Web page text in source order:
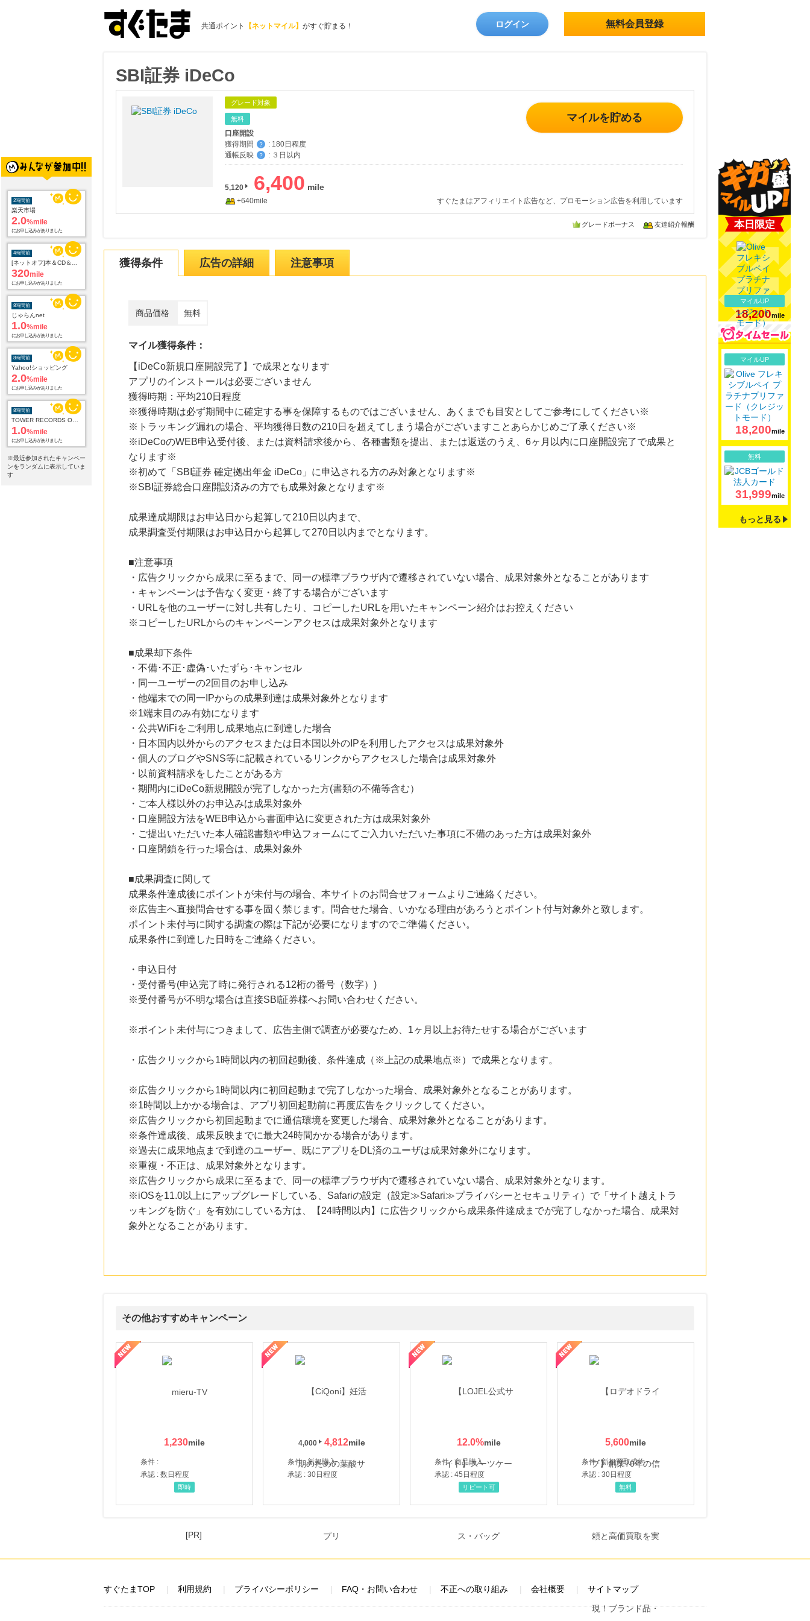
共通ポイント 【ネットマイル】 がすぐ貯まる！ ログイン 無料会員登録
楽天市場
2.0 %mile
にお申し込みがありました
4時間前
320mile
にお申し込みがありました
8時間前
じゃらんnet
1.0%mile
にお申し込みがありました
8時間前
Yahoo!ショッピング
2.0%mile
にお申し込みがありました
8時間前
1.0%mile
にお申し込みがありました
8時間前
電子貸本Renta!
14.0%mile
にお申し込みがありました
8時間前
Qoo10
※最近参加されたキャンペー
ンをランダムに表示していま
す
SBI証券 iDeCo
グレード対象
無料
口座開設
獲得期間
？ : 180日程度
通帳反映
？ : ３日以内
マイルを貯める
5,120 6,400
+640mile すぐたまはアフィリエイト広告など、プロモーション広告を利用しています
グレードボーナス 友達紹介報酬
獲得条件 広告の詳細 注意事項
商品価格 無料
マイル獲得条件：
【iDeCo新規口座開設完了】で成果となります
アプリのインストールは必要ございません
獲得時期：平均210日程度
※獲得時期は必ず期間中に確定する事を保障するものではございません、あくまでも目安としてご参考にしてください※
※トラッキング漏れの場合、平均獲得日数の210日を超えてしまう場合がございますことあらかじめご了承ください※
※iDeCoのWEB申込受付後、または資料請求後から、各種書類を提出、または返送のうえ、6ヶ月以内に口座開設完了で成果と
なります※
※初めて「SBI証券 確定拠出年金 iDeCo」に申込される方のみ対象となります※
※SBI証券総合口座開設済みの方でも成果対象となります※
成果達成期限はお申込日から起算して210日以内まで、
成果調査受付期限はお申込日から起算して270日以内までとなります。
■注意事項
・広告クリックから成果に至るまで、同一の標準ブラウザ内で遷移されていない場合、成果対象外となることがあります
・キャンペーンは予告なく変更・終了する場合がございます
・URLを他のユーザーに対し共有したり、コピーしたURLを用いたキャンペーン紹介はお控えください
※コピーしたURLからのキャンペーンアクセスは成果対象外となります
■成果却下条件
・不備･不正･虚偽･いたずら･キャンセル
・同一ユーザーの2回目のお申し込み
・他端末での同一IPからの成果到達は成果対象外となります
※1端末目のみ有効になります
・公共WiFiをご利用し成果地点に到達した場合
・日本国内以外からのアクセスまたは日本国以外のIPを利用したアクセスは成果対象外
・個人のブログやSNS等に記載されているリンクからアクセスした場合は成果対象外
・以前資料請求をしたことがある方
・期間内にiDeCo新規開設が完了しなかった方(書類の不備等含む）
・ご本人様以外のお申込みは成果対象外
・口座開設方法をWEB申込から書面申込に変更された方は成果対象外
・ご提出いただいた本人確認書類や申込フォームにてご入力いただいた事項に不備のあった方は成果対象外
・口座閉鎖を行った場合は、成果対象外
■成果調査に関して
成果条件達成後にポイントが未付与の場合、本サイトのお問合せフォームよりご連絡ください。
※広告主へ直接問合せする事を固く禁じます。問合せた場合、いかなる理由があろうとポイント付与対象外と致します。
ポイント未付与に関する調査の際は下記が必要になりますのでご準備ください。
成果条件に到達した日時をご連絡ください。
・申込日付
・受付番号(申込完了時に発行される12桁の番号（数字）)
※受付番号が不明な場合は直接SBI証券様へお問い合わせください。
※ポイント未付与につきまして、広告主側で調査が必要なため、1ヶ月以上お待たせする場合がございます
・広告クリックから1時間以内の初回起動後、条件達成（※上記の成果地点※）で成果となります。
※広告クリックから1時間以内に初回起動まで完了しなかった場合、成果対象外となることがあります。
※1時間以上かかる場合は、アプリ初回起動前に再度広告をクリックしてください。
※広告クリックから初回起動までに通信環境を変更した場合、成果対象外となることがあります。
※条件達成後、成果反映までに最大24時間かかる場合があります。
※過去に成果地点まで到達のユーザー、既にアプリをDL済のユーザは成果対象外になります。
※重複・不正は、成果対象外となります。
※広告クリックから成果に至るまで、同一の標準ブラウザ内で遷移されていない場合、成果対象外となります。
※iOSを11.0以上にアップグレードしている、Safariの設定（設定≫Safari≫プライバシーとセキュリティ）で「サイト越えトラ
ッキングを防ぐ」を有効にしている方は、【24時間以内】に広告クリックから成果条件達成までが完了しなかった場合、成果対
象外となることがあります。
その他おすすめキャンペーン
1,230
条件 :
承認 : 数日程度
即時
4,000 4,812
条件 : 新規購入
承認 : 30日程度
12.0%
条件 : 商品購入
承認 : 45日程度
【LOJEL公式サイト】スーツケース・バッグ
リピート可
5,600
条件 : 新規買取成約
承認 : 30日程度
【ロデオドライブ】創業70年の信頼と高価買取を実現！ブランド品・貴金属の無料査定
無料
本日限定
マイルUP
18,200mile
マイルUP
18,200mile
無料
31,999mile
もっと見る
[PR]
すぐたまTOP 利用規約 プライバシーポリシー FAQ・お問い合わせ 不正への取り組み 会社概要 サイトマップ